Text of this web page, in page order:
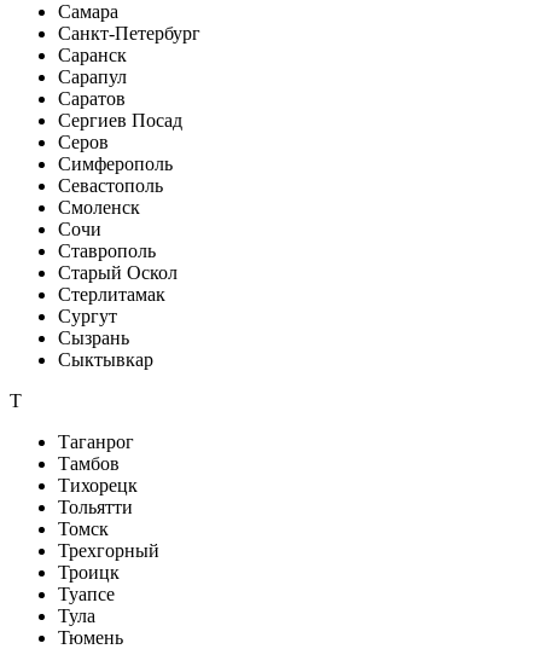
Самара
Санкт-Петербург
Саранск
Сарапул
Саратов
Сергиев Посад
Серов
Симферополь
Севастополь
Смоленск
Сочи
Ставрополь
Старый Оскол
Стерлитамак
Сургут
Сызрань
Сыктывкар
Т
Таганрог
Тамбов
Тихорецк
Тольятти
Томск
Трехгорный
Троицк
Туапсе
Тула
Тюмень